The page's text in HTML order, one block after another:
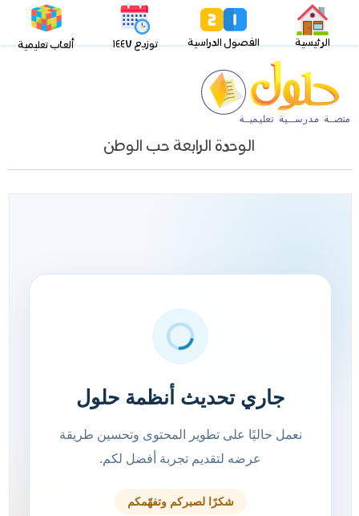
الرئيسية الفصول الدراسية توزيع ١٤٤٧ ألعاب تعليمية
الوحدة الرابعة حب الوطن